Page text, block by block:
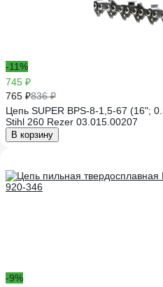
-11%
745 ₽
765 ₽836 ₽
Цепь SUPER BPS-8-1,5-67 (16";
Stihl 260 Rezer 03.015.00207
В корзину
-9%